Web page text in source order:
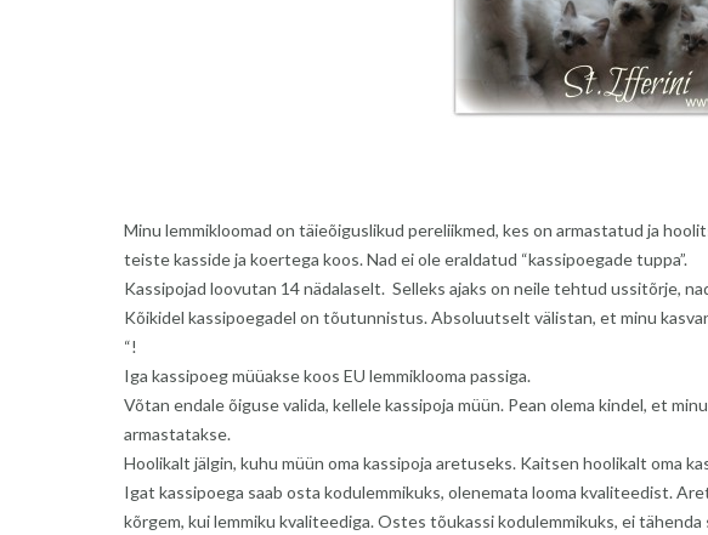
Minu lemmikloomad on täieõiguslikud pereliikmed, kes on armastatud ja
teiste kasside ja koertega koos. Nad ei ole eraldatud “kassipoegade tuppa”.
Kassipojad loovutan 14 nädalaselt. Selleks ajaks on neile tehtud ussitõrje,
Kõikidel kassipoegadel on tõutunnistus. Absoluutselt välistan, et minu
“!
Iga kassipoeg müüakse koos EU lemmiklooma passiga.
Võtan endale õiguse valida, kellele kassipoja müün. Pean olema kindel, et
armastatakse.
Hoolikalt jälgin, kuhu müün oma kassipoja aretuseks. Kaitsen hoolikalt oma
Igat kassipoega saab osta kodulemmikuks, olenemata looma kvaliteedist.
kõrgem, kui lemmiku kvaliteediga. Ostes tõukassi kodulemmikuks, ei